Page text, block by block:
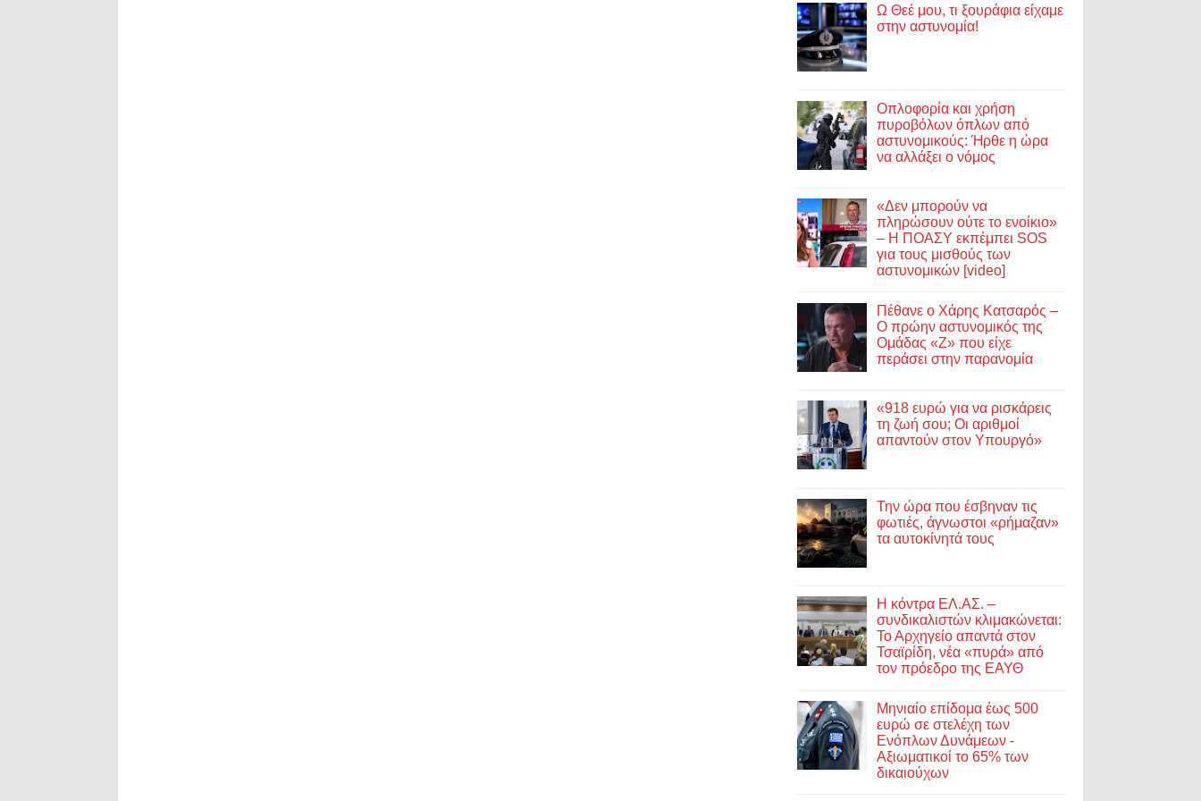
Ω Θεέ μου, τι ξουράφια είχαμε
στην αστυνομία!
Οπλοφορία και χρήση
πυροβόλων όπλων από
αστυνομικούς: Ήρθε η ώρα
να αλλάξει ο νόμος
«Δεν μπορούν να
πληρώσουν ούτε το ενοίκιο»
– Η ΠΟΑΣΥ εκπέμπει SOS
για τους μισθούς των
αστυνομικών [video]
Πέθανε ο Χάρης Κατσαρός –
Ο πρώην αστυνομικός της
Ομάδας «Ζ» που είχε
περάσει στην παρανομία
«918 ευρώ για να ρισκάρεις
τη ζωή σου; Οι αριθμοί
απαντούν στον Υπουργό»
Την ώρα που έσβηναν τις
φωτιές, άγνωστοι «ρήμαζαν»
τα αυτοκίνητά τους
Η κόντρα ΕΛ.ΑΣ. –
συνδικαλιστών κλιμακώνεται:
Το Αρχηγείο απαντά στον
Τσαϊρίδη, νέα «πυρά» από
τον πρόεδρο της ΕΑΥΘ
Μηνιαίο επίδομα έως 500
ευρώ σε στελέχη των
Ενόπλων Δυνάμεων -
Αξιωματικοί το 65% των
δικαιούχων